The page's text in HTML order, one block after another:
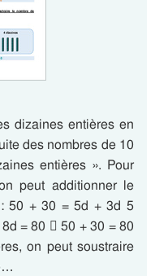
dizaines entières en
des nombres de 10
entières ». Pour
peut additionner le
50 + 30 = 5d + 3d 5
= 80  50 + 30 = 80
on peut soustraire